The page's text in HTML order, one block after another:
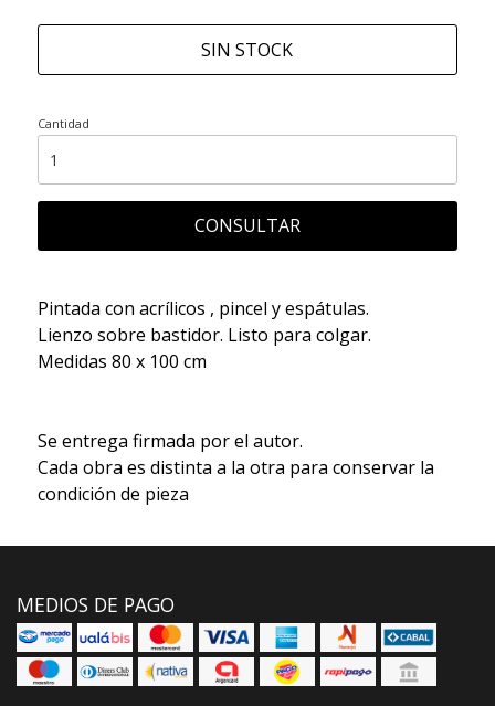
SIN STOCK
Cantidad
CONSULTAR
Pintada con acrílicos , pincel y espátulas.
Lienzo sobre bastidor. Listo para colgar.
Medidas 80 x 100 cm
Se entrega firmada por el autor.
Cada obra es distinta a la otra para conservar la
condición de pieza
MEDIOS DE PAGO